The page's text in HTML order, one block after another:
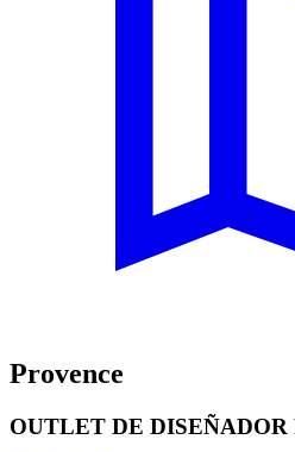
Provence
OUTLET DE DISEÑADOR